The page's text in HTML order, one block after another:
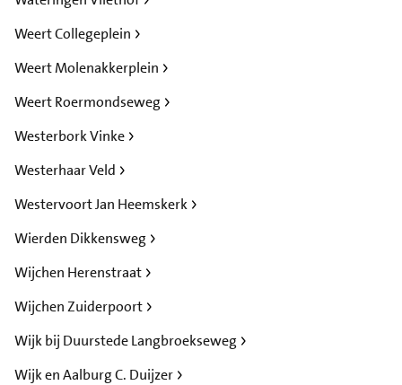
Weert Collegeplein
Weert Molenakkerplein
Weert Roermondseweg
Westerbork Vinke
Westerhaar Veld
Westervoort Jan Heemskerk
Wierden Dikkensweg
Wijchen Herenstraat
Wijchen Zuiderpoort
Wijk bij Duurstede Langbroekseweg
Wijk en Aalburg C. Duijzer